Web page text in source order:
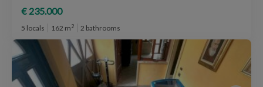
€ 235.000
5 locals 162 m2 2 bathrooms